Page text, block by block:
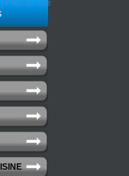
Plan du site